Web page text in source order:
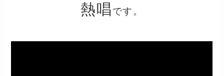
熱唱です。